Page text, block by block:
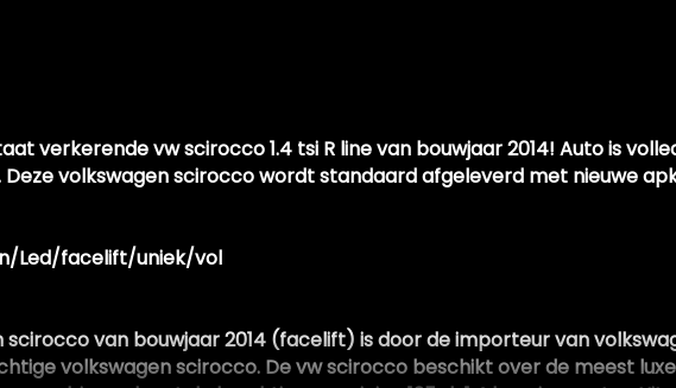
verkerende vw scirocco 1.4 tsi R line van bouwjaar 2014! Auto is
volkswagen scirocco wordt standaard afgeleverd met nieuwe
Led/facelift/uniek/vol
van bouwjaar 2014 (facelift) is door de importeur van
volkswagen scirocco. De vw scirocco beschikt over de meest